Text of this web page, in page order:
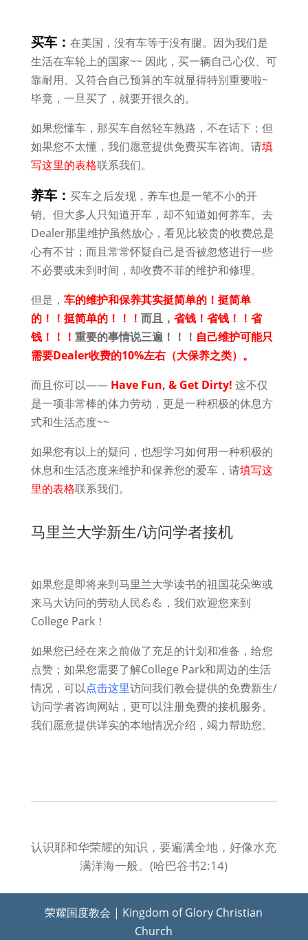
买车： 在美国，没有车等于没有腿。因为我们是
生活在车轮上的国家~~ 因此，买一辆自己心仪、可
靠耐用、又符合自己预算的车就显得特别重要啦~
毕竟，一旦买了，就要开很久的。
如果您懂车，那买车自然轻车熟路，不在话下；但
如果您不太懂，我们愿意提供免费买车咨询。请填
写这里的表格联系我们。
养车： 买车之后发现，养车也是一笔不小的开
销。但大多人只知道开车，却不知道如何养车。去
Dealer那里维护虽然放心，看见比较贵的收费总是
心有不甘；而且常常怀疑自己是否被忽悠进行一些
不必要或未到时间，却收费不菲的维护和修理。
但是， 车的维护和保养其实挺简单的！挺简单
的！！挺简单的！！！ 而且， 省钱！省钱！！省
钱！！！ 重要的事情说三遍！！！ 自己维护可能只
需要Dealer收费的10%左右（大保养之类）。
而且你可以—— Have Fun, & Get Dirty! 这不仅
是一项非常棒的体力劳动，更是一种积极的休息方
式和生活态度~~
如果您有以上的疑问，也想学习如何用一种积极的
休息和生活态度来维护和保养您的爱车，请填写这
里的表格联系我们。
马里兰大学新生/访问学者接机
如果您是即将来到马里兰大学读书的祖国花朵🌺或
来马大访问的劳动人民💪💪，我们欢迎您来到
College Park！
如果您已经在来之前做了充足的计划和准备，给您
点赞；如果您需要了解College Park和周边的生活
情况，可以点击这里访问我们教会提供的免费新生/
访问学者咨询网站，更可以注册免费的接机服务。
我们愿意提供详实的本地情况介绍，竭力帮助您。
认识耶和华荣耀的知识，要遍满全地，好像水充
满洋海一般。(哈巴谷书2:14)
荣耀国度教会 | Kingdom of Glory Christian
Church